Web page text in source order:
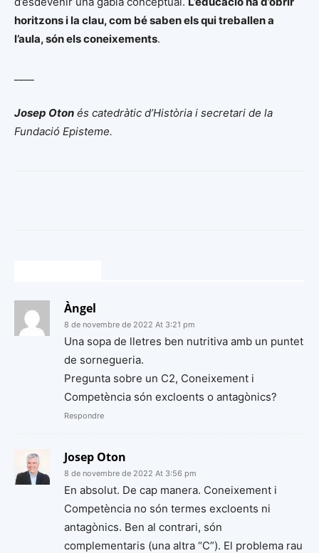
horitzons i la clau, com bé saben els qui treballen a
l’aula, són els coneixements.
Josep Oton és catedràtic d’Història i secretari de la
Fundació Episteme.
Àngel
8 de novembre de 2022 At 3:21 pm
Una sopa de lletres ben nutritiva amb un puntet
de sornegueria.
Pregunta sobre un C2, Coneixement i
Competència són excloents o antagònics?
Respondre
Josep Oton
8 de novembre de 2022 At 3:56 pm
En absolut. De cap manera. Coneixement i
Competència no són termes excloents ni
antagònics. Ben al contrari, són
complementaris (una altra “C”). El problema rau